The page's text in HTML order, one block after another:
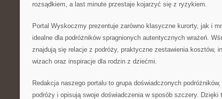
rozsądkiem, a last minute przestaje kojarzyć się z ryzykiem.
Portal Wyskoczmy prezentuje zarówno klasyczne kurorty, jak i
idealne dla podróżników spragnionych autentycznych wrażeń.
znajdują się relacje z podróży, praktyczne zestawienia kosztów,
wizach oraz inspiracje dla rodzin z dziećmi.
Redakcja naszego portalu to grupa doświadczonych
podróży i opisują swoje doświadczenia w sposób szczery. Dzięki